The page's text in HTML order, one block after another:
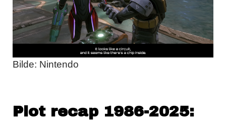
Bilde: Nintendo
Plot recap 1986-2025: